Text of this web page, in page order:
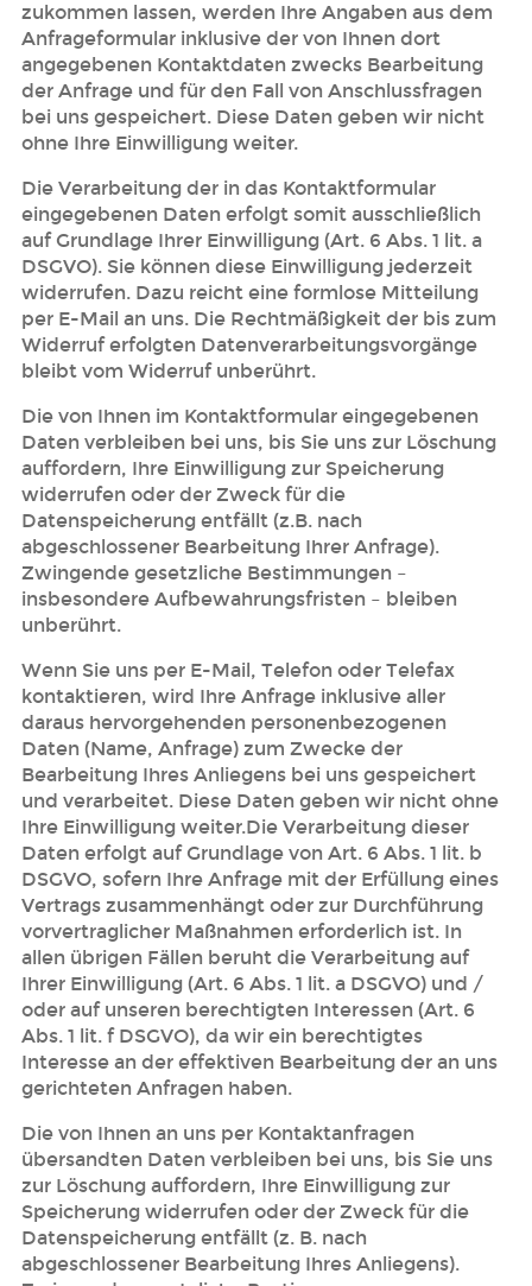
zukommen lassen, werden Ihre Angaben aus dem
Anfrageformular inklusive der von Ihnen dort
angegebenen Kontaktdaten zwecks Bearbeitung
der Anfrage und für den Fall von Anschlussfragen
bei uns gespeichert. Diese Daten geben wir nicht
ohne Ihre Einwilligung weiter.
Die Verarbeitung der in das Kontaktformular
eingegebenen Daten erfolgt somit ausschließlich
auf Grundlage Ihrer Einwilligung (Art. 6 Abs. 1 lit. a
DSGVO). Sie können diese Einwilligung jederzeit
widerrufen. Dazu reicht eine formlose Mitteilung
per E-Mail an uns. Die Rechtmäßigkeit der bis zum
Widerruf erfolgten Datenverarbeitungsvorgänge
bleibt vom Widerruf unberührt.
Die von Ihnen im Kontaktformular eingegebenen
Daten verbleiben bei uns, bis Sie uns zur Löschung
auffordern, Ihre Einwilligung zur Speicherung
widerrufen oder der Zweck für die
Datenspeicherung entfällt (z.B. nach
abgeschlossener Bearbeitung Ihrer Anfrage).
Zwingende gesetzliche Bestimmungen –
insbesondere Aufbewahrungsfristen – bleiben
unberührt.
Wenn Sie uns per E-Mail, Telefon oder Telefax
kontaktieren, wird Ihre Anfrage inklusive aller
daraus hervorgehenden personenbezogenen
Daten (Name, Anfrage) zum Zwecke der
Bearbeitung Ihres Anliegens bei uns gespeichert
und verarbeitet. Diese Daten geben wir nicht ohne
Ihre Einwilligung weiter.Die Verarbeitung dieser
Daten erfolgt auf Grundlage von Art. 6 Abs. 1 lit. b
DSGVO, sofern Ihre Anfrage mit der Erfüllung eines
Vertrags zusammenhängt oder zur Durchführung
vorvertraglicher Maßnahmen erforderlich ist. In
allen übrigen Fällen beruht die Verarbeitung auf
Ihrer Einwilligung (Art. 6 Abs. 1 lit. a DSGVO) und /
oder auf unseren berechtigten Interessen (Art. 6
Abs. 1 lit. f DSGVO), da wir ein berechtigtes
Interesse an der effektiven Bearbeitung der an uns
gerichteten Anfragen haben.
Die von Ihnen an uns per Kontaktanfragen
übersandten Daten verbleiben bei uns, bis Sie uns
zur Löschung auffordern, Ihre Einwilligung zur
Speicherung widerrufen oder der Zweck für die
Datenspeicherung entfällt (z. B. nach
abgeschlossener Bearbeitung Ihres Anliegens).